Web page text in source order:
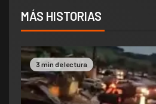
MÁS HISTORIAS
3 min de lectura